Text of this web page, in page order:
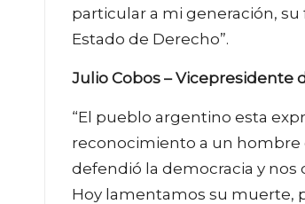
particular a mi generación, su
Estado de Derecho”.
Julio Cobos – Vicepresidente
“El pueblo argentino esta
reconocimiento a un
defendió la democracia y nos
Hoy lamentamos su muerte,